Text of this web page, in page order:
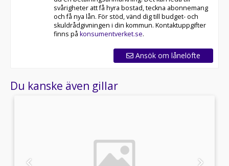
svårigheter att få hyra bostad, teckna abonnemang
och få nya lån. För stöd, vänd dig till budget- och
skuldrådgivningen i din kommun. Kontaktuppgifter
finns på konsumentverket.se.
Ansök om lånelöfte
Du kanske även gillar